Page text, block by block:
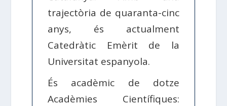
trajectòria de quaranta-cinc
anys, és actualment
Catedràtic Emèrit de la
Universitat espanyola.
És acadèmic de dotze
Acadèmies Científiques: